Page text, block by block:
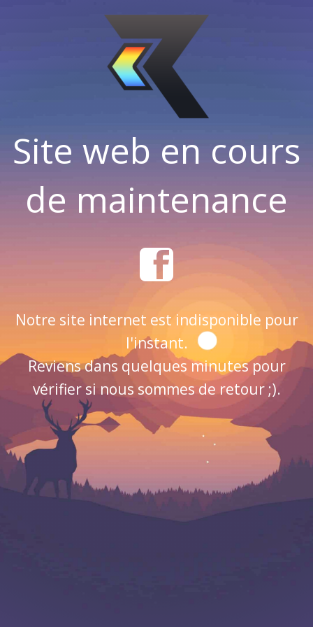
Site web en cours
de maintenance
Notre site internet est indisponible pour
l'instant.
Reviens dans quelques minutes pour
vérifier si nous sommes de retour ;).